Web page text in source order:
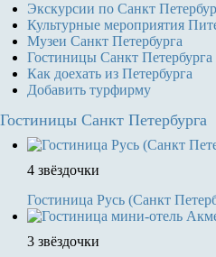
Экскурсии по Санкт
Культурные мероприятия
Музеи Санкт Петербурга
Гостиницы Санкт Петербурга
Как доехать из Петербурга
Добавить турфирму
Гостиницы Санкт Петербурга
4 звёздочки
Гостиница Русь (Санкт
3 звёздочки